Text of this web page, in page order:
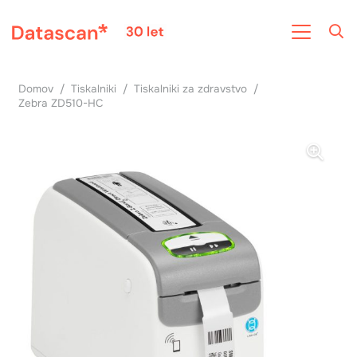
Domov / Tiskalniki / Tiskalniki za zdravstvo /
Zebra ZD510-HC